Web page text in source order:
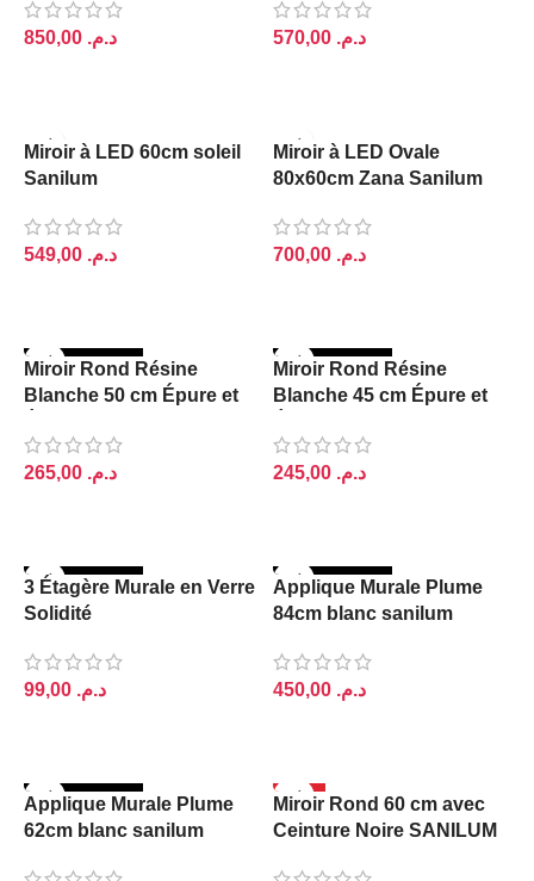
د.م. د.م.
Miroir à LED 60cm soleil
Sanilum
د.م.
Miroir à LED Ovale
80x60cm Zana Sanilum
د.م.
RUPTURE DE S
TOCK
Miroir Rond Résine
Blanche 50 cm Épure et
د.م.
RUPTURE DE S
TOCK
Miroir Rond Résine
Blanche 45 cm Épure et
د.م.
RUPTURE DE S
TOCK
3 Étagère Murale en Verre
Solidité
د.م.
RUPTURE DE S
TOCK
Applique Murale Plume
84cm blanc sanilum
د.م.
RUPTURE DE S
TOCK
Applique Murale Plume
62cm blanc sanilum
-32%
RUPTURE DE S
TOCK
Miroir Rond 60 cm avec
Ceinture Noire SANILUM